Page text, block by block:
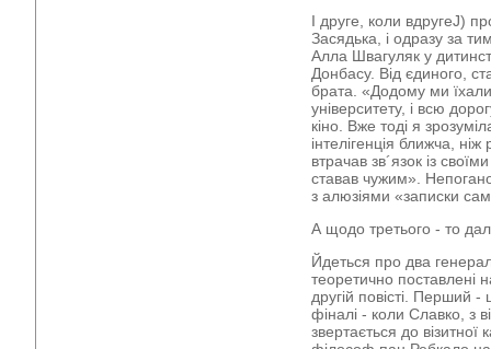
І друге, коли вдругеJ)
Засядька, і одразу за
Алла Швагуляк у
Донбасу. Від єдиного,
брата. «Додому ми
університету, і всю
кіно. Вже тоді я
інтелігенція ближча,
втрачав зв´язок із
ставав чужим».
з алюзіями «записки
А щодо третього - то
Йдеться про два
теоретично поставлені
другій повісті. Перший
фіналі - коли Славко, з
звертається до візитної